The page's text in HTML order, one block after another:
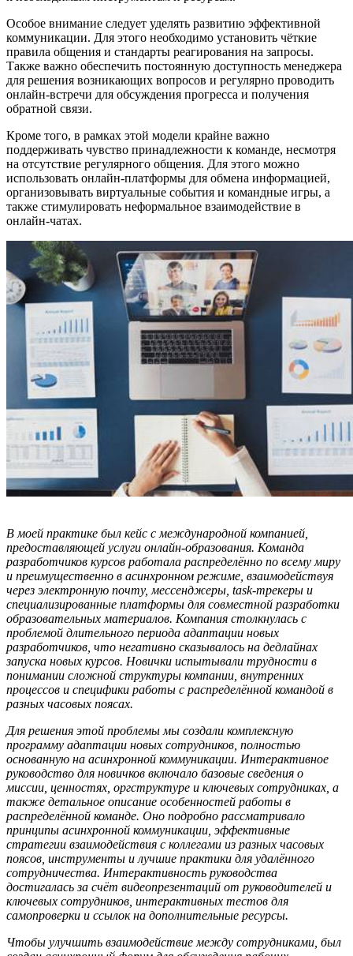
Особое внимание следует уделять развитию эффективной
коммуникации. Для этого необходимо установить чёткие
правила общения и стандарты реагирования на запросы.
Также важно обеспечить постоянную доступность менеджера
для решения возникающих вопросов и регулярно проводить
онлайн-встречи для обсуждения прогресса и получения
обратной связи.
Кроме того, в рамках этой модели крайне важно
поддерживать чувство принадлежности к команде, несмотря
на отсутствие регулярного общения. Для этого можно
использовать онлайн-платформы для обмена информацией,
организовывать виртуальные события и командные игры, а
также стимулировать неформальное взаимодействие в
онлайн-чатах.
В моей практике был кейс с международной компанией,
предоставляющей услуги онлайн-образования. Команда
разработчиков курсов работала распределённо по всему миру
и преимущественно в асинхронном режиме, взаимодействуя
через электронную почту, мессенджеры, task-трекеры и
специализированные платформы для совместной разработки
образовательных материалов. Компания столкнулась с
проблемой длительного периода адаптации новых
разработчиков, что негативно сказывалось на дедлайнах
запуска новых курсов. Новички испытывали трудности в
понимании сложной структуры компании, внутренних
процессов и специфики работы с распределённой командой в
разных часовых поясах.
Для решения этой проблемы мы создали комплексную
программу адаптации новых сотрудников, полностью
основанную на асинхронной коммуникации. Интерактивное
руководство для новичков включало базовые сведения о
миссии, ценностях, оргструктуре и ключевых сотрудниках, а
также детальное описание особенностей работы в
распределённой команде. Оно подробно рассматривало
принципы асинхронной коммуникации, эффективные
стратегии взаимодействия с коллегами из разных часовых
поясов, инструменты и лучшие практики для удалённого
сотрудничества. Интерактивность руководства
достигалась за счёт видеопрезентаций от руководителей и
ключевых сотрудников, интерактивных тестов для
самопроверки и ссылок на дополнительные ресурсы.
Чтобы улучшить взаимодействие между сотрудниками, был